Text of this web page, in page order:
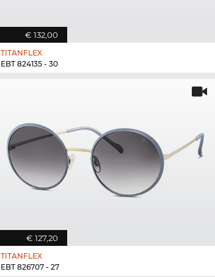
€ 132,00
TITANFLEX
EBT 824135 - 30
€ 127,20
TITANFLEX
EBT 826707 - 27